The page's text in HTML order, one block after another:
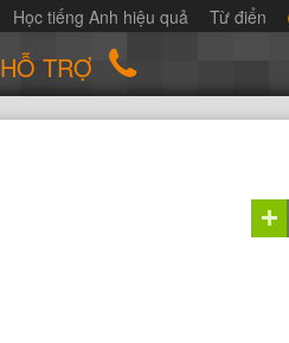
Học tiếng Anh hiệu quả Từ điển
HỖ TRỢ